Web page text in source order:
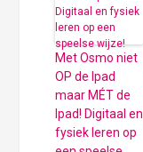
Met Osmo niet
OP de Ipad
maar MÉT de
Ipad! Digitaal en
fysiek leren op